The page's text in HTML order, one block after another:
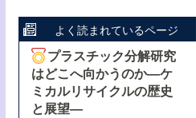
よく読まれているページ
プラスチック分解研究
はどこへ向かうのか―ケ
ミカルリサイクルの歴史
と展望―